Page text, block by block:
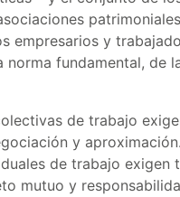
empresarios y
norma fundamental, de
de trabajo
y
de trabajo exigen
mutuo y